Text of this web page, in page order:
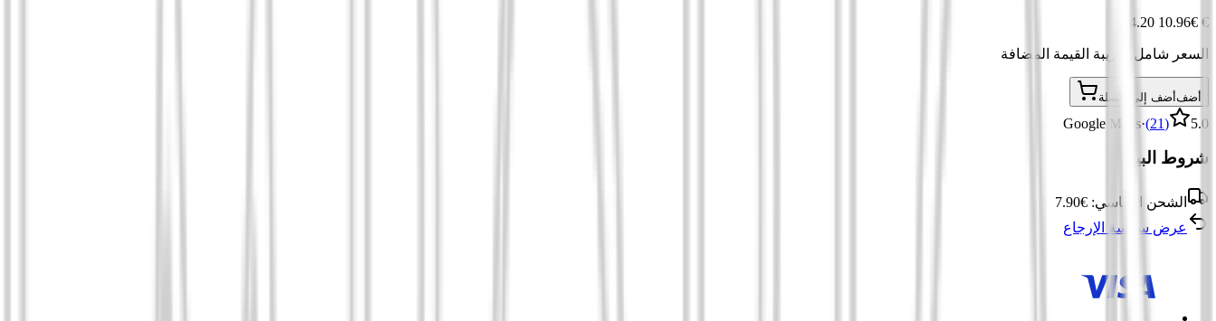
€ 10.96
€ 14.20
السعر شامل ضريبة القيمة المضافة
أضفأضف إلى السلة
5.0
(
21
)
·
Google Maps
شروط البيع:
الشحن القياسي: €
7.90
عرض سياسة الإرجاع